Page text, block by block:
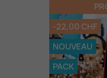
-22,00 CHF
NOUVEAU
PACK